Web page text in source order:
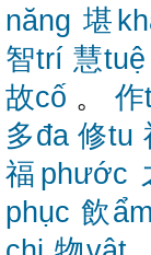
năng 堪
智trí 慧tuệ
故cố 。 作
多đa 修tu
福phước
phục 飲ẩm